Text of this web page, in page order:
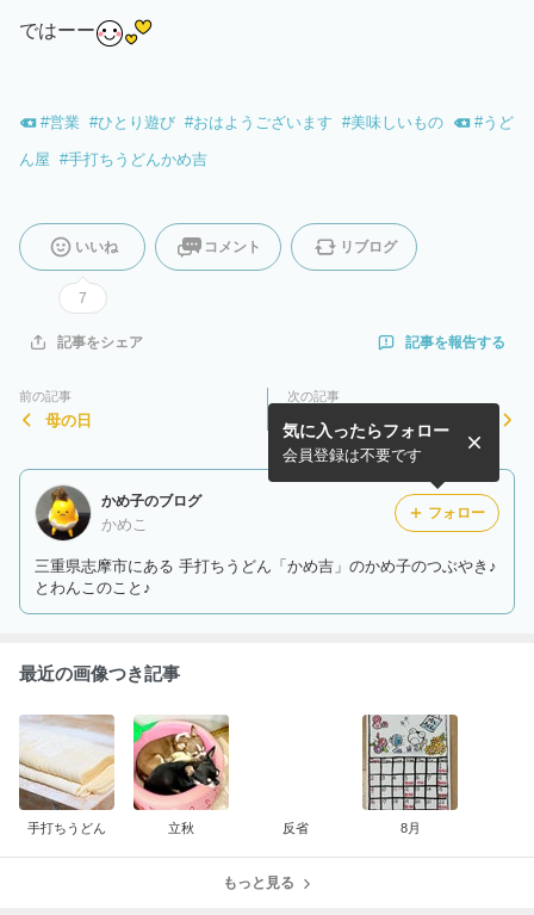
ではーー
#営業 #ひとり遊び #おはようございます #美味しいもの #うど
ん屋 #手打ちうどんかめ吉
いいね
7
コメント リブログ
記事をシェア 記事を報告する
前の記事
母の日
次の記事
かめ子のブログ
かめこ
三重県志摩市にある 手打ちうどん「かめ吉」のかめ子のつぶやき♪
とわんこのこと♪
気に入ったらフォロー
会員登録は不要です
フォロー
最近の画像つき記事
手打ちうどん 立秋 反省 8月
もっと見る